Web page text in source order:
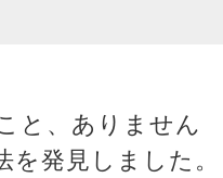
と、ありません
発見しました。